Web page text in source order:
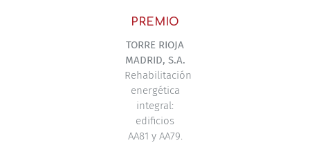
PREMIO
TORRE RIOJA
MADRID, S.A.
Rehabilitación
energética
integral:
edificios
AA81 y AA79.